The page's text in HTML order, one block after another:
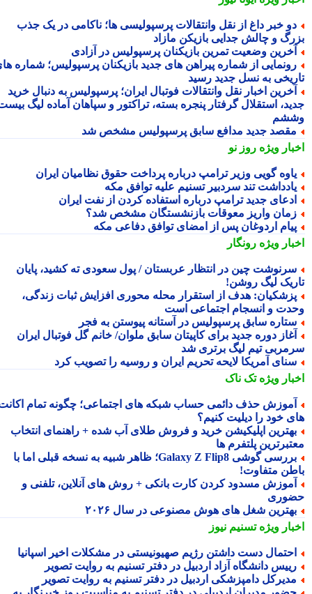
خبر داغ از نقل وانتقالات پرسپولیسی ها؛ ناکامی در یک جذب
و چالش جدایی بازیکن مازاد
وضعیت تمرین بازیکنان پرسپولیس در آزادی
از شماره پیراهن های جدید بازیکنان پرسپولیس؛ شماره های
به نسل جدید رسید
اخبار نقل وانتقالات فوتبال ایران؛ پرسپولیس به دنبال خرید
استقلال گرفتار پنجره بسته، تراکتور و سپاهان آماده لیگ بیست
جدید مدافع سابق پرسپولیس مشخص شد
ویژهروز نو
گویی وزیر ترامپ درباره پرداخت حقوق نظامیان ایران
تند سردبیر تسنیم علیه توافق مکه
جدید ترامپ درباره استفاده کردن از نفت ایران
واریز معوقات بازنشستگان مشخص شد؟
اردوغان پس از امضای توافق دفاعی مکه
ویژهرونگار
چین در انتظار عربستان / پول سعودی ته کشید، پایان
لیگ روشن!
هدف از استقرار محله محوری افزایش ثبات زندگی،
و انسجام اجتماعی است
سابق پرسپولیس در آستانه پیوستن به فجر
دوره جدید برای کاپیتان سابق ملوان/ خانم گل فوتبال ایران
تیم لیگ برتری شد
آمریکا لایحه تحریم ایران و روسیه را تصویب کرد
ویژهتک ناک
حذف دائمی حساب شبکه های اجتماعی؛ چگونه تمام اکانت
خود را دیلیت کنیم؟
اپلیکیشن خرید و فروش طلای آب شده + راهنمای انتخاب
پلتفرم ها
بررسی گوشی Galaxy Z Flip8؛ ظاهر شبیه به نسخه قبلی اما با
متفاوت!
مسدود کردن کارت بانکی + روش های آنلاین، تلفنی و
شغل های هوش مصنوعی در سال ۲۰۲۶
ویژهتسنیم نیوز
دست داشتن رژیم صهیونیستی در مشکلات اخیر اسپانیا
دانشگاه آزاد اردبیل در دفتر تسنیم به روایت تصویر
دامپزشکی اردبیل در دفتر تسنیم به روایت تصویر